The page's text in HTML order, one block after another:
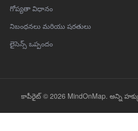
గోప్యతా విధానం
నిబంధనలు మరియు షరతులు
లైసెన్స్ ఒప్పందం
కాపీరైట్ © 2026 MindOnMap. అన్ని